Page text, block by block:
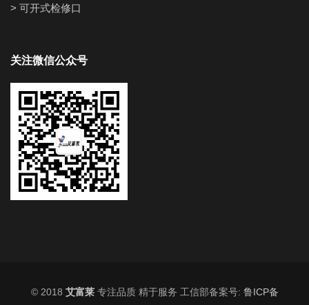
> 可开式检修口
关注微信公众号
© 2018 艾富莱专注品质 精于服务 工信部备案号: 鲁ICP备